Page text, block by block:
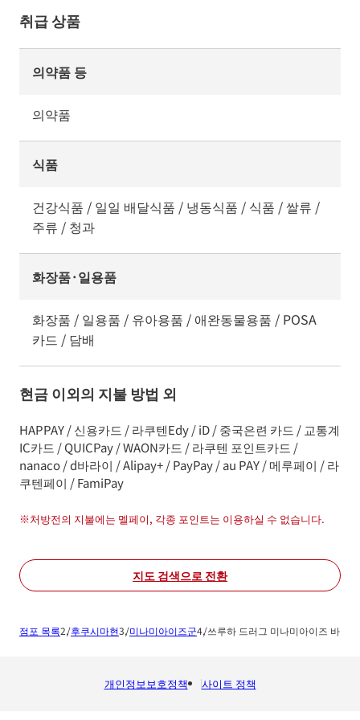
취급 상품
의약품 등
의약품
식품
건강식품 / 일일 배달식품 / 냉동식품 / 식품 / 쌀류 /
주류 / 청과
화장품·일용품
화장품 / 일용품 / 유아용품 / 애완동물용품 / POSA
카드 / 담배
현금 이외의 지불 방법 외
HAPPAY / 신용카드 / 라쿠텐Edy / iD / 중국은련 카드 / 교통계
IC카드 / QUICPay / WAON카드 / 라쿠텐 포인트카드 /
nanaco / d바라이 / Alipay+ / PayPay / au PAY / 메루페이 / 라
쿠텐페이 / FamiPay
※처방전의 지불에는 멜페이, 각종 포인트는 이용하실 수 없습니다.
지도 검색으로 전환
점포 목록 후쿠시마현 미나미아이즈군 쓰루하 드러그 미나미아이즈 바이
개인정보보호정책 사이트 정책